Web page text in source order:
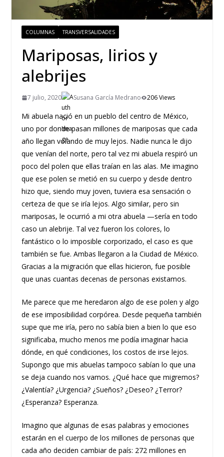
COLUMNAS TRANSVERSALIDADES
Mariposas, lirios y
alebrijes
7 julio, 2020 Susana García Medrano 206 Views
Mi abuela nació en un pueblo del centro de México,
uno por donde pasan millones de mariposas que cada
año llegan volando de muy lejos. Nadie nunca le dijo
que venían del norte, pero tal vez mi abuela respiró un
poco del polen que ellas traían en las alas. Me imagino
que ese polen se metió en su cuerpo y desde dentro
hizo que, siendo muy joven, tuviera esa sensación o
certeza de que se iría lejos. Algo similar, pero sin
mariposas, le ocurrió a mi otra abuela —sería en todo
caso un alebrije. Tal vez fueron los colores, lo
fantástico o lo imposible corporizado, el caso es que
también se fue. Ambas llegaron a la Ciudad de México.
Gracias a la migración que ellas hicieron, fue posible
que unas cuantas decenas de personas existamos.
Me parece que me heredaron algo de ese polen y algo
de ese imposibilidad corpórea. Desde pequeña también
supe que me iría, pero no sabía bien a bien lo que eso
significaba, mucho menos me podía imaginar hacia
dónde, en qué condiciones, los costos de irse lejos.
Supongo que mis abuelas tampoco sabían lo que una
se deja cuando nos vamos. ¿Qué hace que migremos?
¿Valentía? ¿Urgencia? ¿Sueños? ¿Deseo? ¿Terror?
¿Esperanza? Esperanza.
Imagino que algunas de esas palabras y emociones
estarán en el cuerpo de los millones de personas que
cada año deciden cambiar de país: 272 millones en